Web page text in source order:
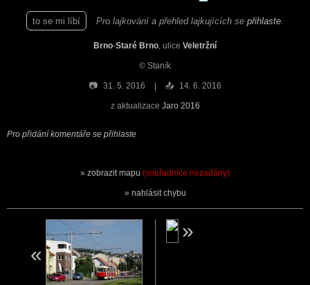
to se mi líbí Pro lajkování a přehled lajkujících se přihlaste
Brno-Staré Brno, ulice Veletržní
© Staník
📷 31. 5. 2016 📤 14. 6. 2016
z aktualizace Jaro 2016
Pro přidání komentáře se přihlaste
zobrazit mapu (souřadnice nezadány)
nahlásit chybu